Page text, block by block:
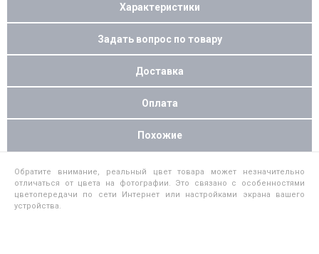
Характеристики
Задать вопрос по товару
Доставка
Оплата
Похожие
Обратите внимание, реальный цвет товара может незначительно
отличаться от цвета на фотографии. Это связано с особенностями
цветопередачи по сети Интернет или настройками экрана вашего
устройства.